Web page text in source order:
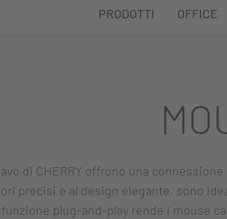
PRODOTTI OFFICE
di CHERRY offrono una
precisi e al design elegante, sono
plug-and-play rende i mouse